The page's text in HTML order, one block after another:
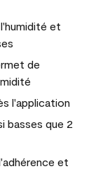
et
de
l'application
basses que 2
et